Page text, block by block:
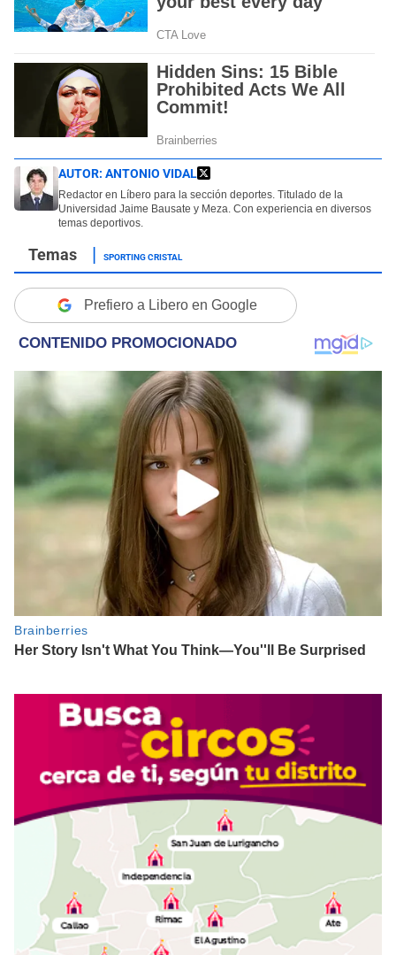
AUTOR: ANTONIO VIDAL
Redactor en Líbero para la sección deportes. Titulado de la
Universidad Jaime Bausate y Meza. Con experiencia en diversos
temas deportivos.
SPORTING CRISTAL
Prefiero a Libero en Google